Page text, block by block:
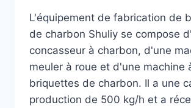
L'équipement de fabrication de
de charbon Shuliy se compose
concasseur à charbon, d'une
meuler à roue et d'une machine
briquettes de charbon. Il a une
production de 500 kg/h et a